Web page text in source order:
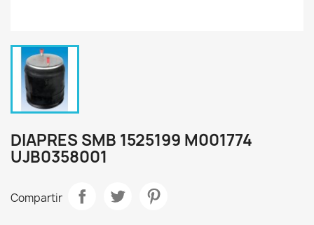
DIAPRES SMB 1525199 M001774
UJB0358001
Compartir